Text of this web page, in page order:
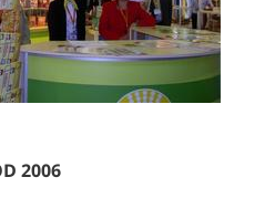
2006